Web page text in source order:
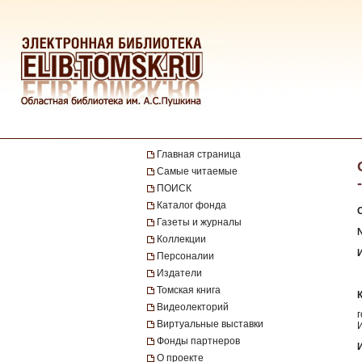
Главная страница
Самые читаемые
ПОИСК
Каталог фонда
Газеты и журналы
Коллекции
Персоналии
Издатели
Томская книга
Видеолекторий
Виртуальные выставки
Фонды партнеров
О проекте